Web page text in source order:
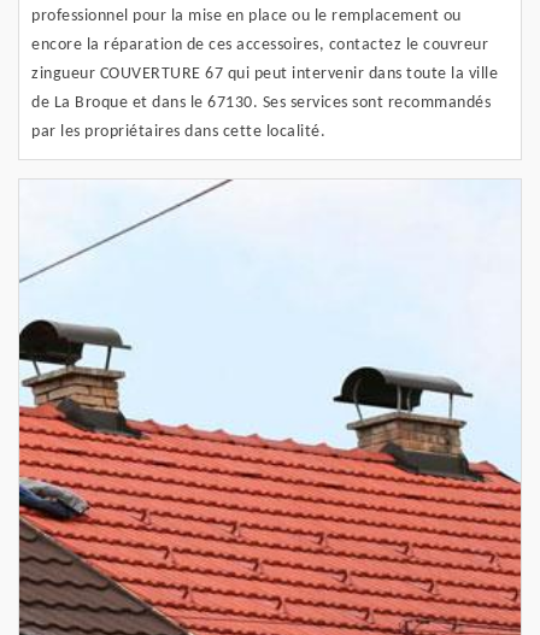
professionnel pour la mise en place ou le remplacement ou
encore la réparation de ces accessoires, contactez le couvreur
zingueur COUVERTURE 67 qui peut intervenir dans toute la ville
de La Broque et dans le 67130. Ses services sont recommandés
par les propriétaires dans cette localité.